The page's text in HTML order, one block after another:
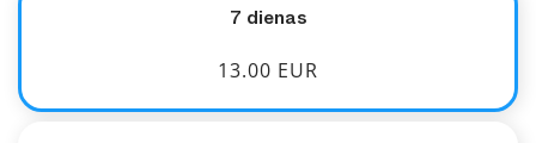
7 dienas
13.00 EUR